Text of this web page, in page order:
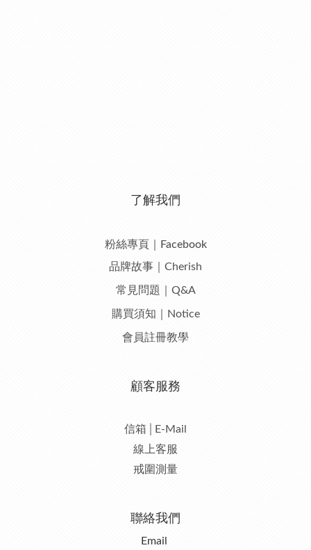
了解我們
粉絲專頁｜Facebook
品牌故事｜Cherish
常見問題｜Q&A
購買須知｜Notice
會員註冊教學
顧客服務
信箱│E-Mail
線上客服
戒圍測量
聯絡我們
Email